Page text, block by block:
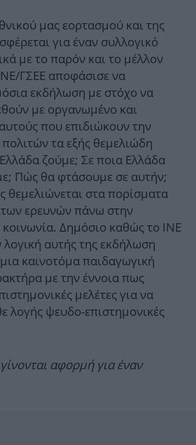
μας εορτασμού και της
για έναν συλλογικό
με το παρόν και το μέλλον
ΓΣΕΕ αποφάσισε να
εκδήλωση με στόχο να
με οργανωμένο και
που επιδιώκουν την
τα εξής θεμελιώδη
ζούμε; Σε ποια Ελλάδα
Πώς θα φτάσουμε σε αυτήν;
στα πορίσματα
ερευνών πάνω στην
κοινωνία. Δημόσιο καθώς το ΙΝΕ
λογική αυτής της εκδήλωση
μια καινοτόμα παιδαγωγική
με την έννοια πως
μελέτες για να
λογής ψευδο-επιστημονικές
αφορμή για έναν